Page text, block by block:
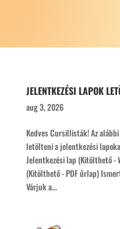
JELENTKEZÉSI LAPOK
aug 3, 2026
Kedves Cursillisták! Az
letölteni a jelentkezési
Jelentkezési lap (Kitölthető -
(Kitölthető - PDF űrlap)
Várjuk a...